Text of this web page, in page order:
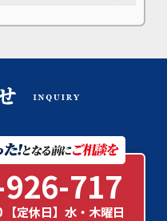
717
定休日】水・木曜日